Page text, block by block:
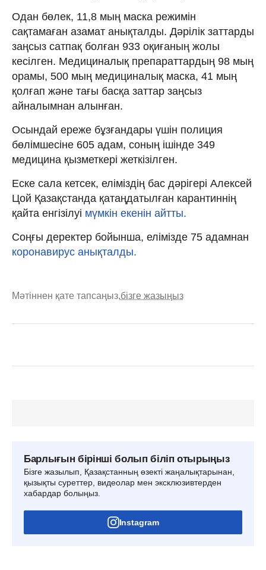
Одан бөлек, 11,8 мың маска режимін
сақтамаған азамат анықталды. Дәрілік заттарды
заңсыз сатпақ болған 933 оқиғаның жолы
кесілген. Медициналық препараттардың 98 мың
орамы, 500 мың медициналық маска, 41 мың
қолғап және тағы басқа заттар заңсыз
айналымнан алынған.
Осындай ереже бұзғандары үшін полиция
бөлімшесіне 605 адам, соның ішінде 349
медицина қызметкері жеткізілген.
Еске сала кетсек, еліміздің бас дәрігері Алексей
Цой Қазақстанда қатаңдатылған карантиннің
қайта енгізілуі мүмкін екенін айтты.
Соңғы деректер бойынша, елімізде 75 адамнан
коронавирус анықталды.
Мәтіннен қате тапсаңыз,бізге жазыңыз
Барлығын бірінші болып біліп отырыңыз
Бізге жазылып, Қазақстанның өзекті жаңалықтарынан,
қызықты суреттер, видеолар мен эксклюзивтерден
хабардар болыңыз.
Instagram